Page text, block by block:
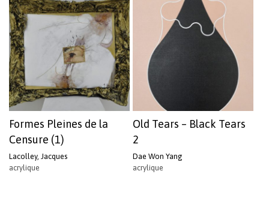
Formes Pleines de la
Censure (1)
Lacolley, Jacques
acrylique
Old Tears – Black Tears
2
Dae Won Yang
acrylique